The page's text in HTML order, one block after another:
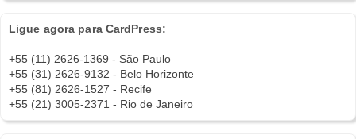
Ligue agora para CardPress:
+55 (11) 2626-1369 - São Paulo
+55 (31) 2626-9132 - Belo Horizonte
+55 (81) 2626-1527 - Recife
+55 (21) 3005-2371 - Rio de Janeiro